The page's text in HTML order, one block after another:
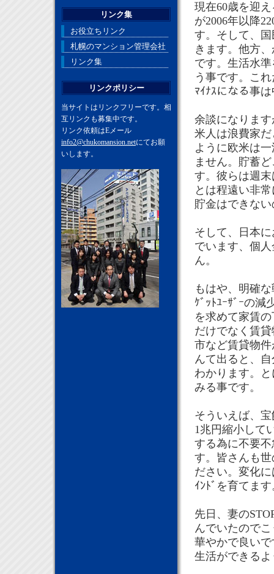
現在60歳を迎
が2006年以降
す。そして、
きます。他方
です。生活水
う事です。こ
ﾏｲﾅｽになる事
余談になりま
米人は浪費家
ように欧米は
ません。貯蓄
す。彼らは週
とは程遠い非
貯金はできな
そして、日本
でいます、個
ん。
もはや、明確
ｹﾞｯﾄﾕｰｻﾞｰの減
を求めて家賃
だけでなく賃
市など賃貸物
んて出ると、
わかります。
みる事です。
そういえば、
1兆円縮小して
する為に不要
す。皆さんも
ださい。変化
ｲﾝﾄﾞを育てます
先日、妻の
んでいたので
華やかで良い
生活ができる
リンク集
お役立ちリンク
札幌のマンション管理会社
リンク集
リンクポリシー
当サイトはリンクフリーです。相
互リンクも募集中です。
リンク依頼はEメール
info2@chukomansion.netにてお願
いします。